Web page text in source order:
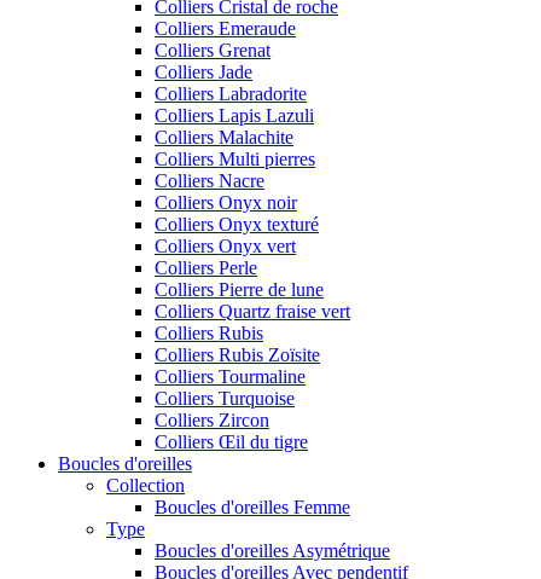
Colliers Cristal de roche
Colliers Emeraude
Colliers Grenat
Colliers Jade
Colliers Labradorite
Colliers Lapis Lazuli
Colliers Malachite
Colliers Multi pierres
Colliers Nacre
Colliers Onyx noir
Colliers Onyx texturé
Colliers Onyx vert
Colliers Perle
Colliers Pierre de lune
Colliers Quartz fraise vert
Colliers Rubis
Colliers Rubis Zoïsite
Colliers Tourmaline
Colliers Turquoise
Colliers Zircon
Colliers Œil du tigre
Boucles d'oreilles
Collection
Boucles d'oreilles Femme
Type
Boucles d'oreilles Asymétrique
Boucles d'oreilles Avec pendentif